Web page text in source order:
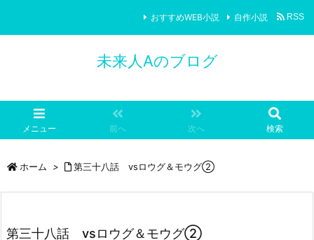
未来人Aのブログ
メニュー 前へ 次へ 検索
おすすめWEB小説 自作小説 RSS
ホーム > 第三十八話 vsロウグ＆モウグ②
第三十八話 vsロウグ＆モウグ②